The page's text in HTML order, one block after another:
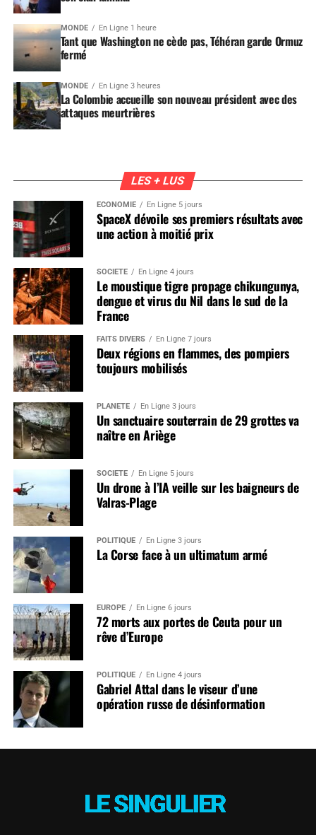
MONDE En Ligne 1 heure
Tant que Washington ne cède pas, Téhéran garde Ormuz
fermé
MONDE En Ligne 3 heures
La Colombie accueille son nouveau président avec des
attaques meurtrières
LES + LUS
ÉCONOMIE En Ligne 5 jours
SpaceX dévoile ses premiers résultats avec
une action à moitié prix
SOCIÉTÉ En Ligne 4 jours
Le moustique tigre propage chikungunya,
dengue et virus du Nil dans le sud de la
France
FAITS DIVERS En Ligne 7 jours
Deux régions en flammes, des pompiers
toujours mobilisés
PLANÈTE En Ligne 3 jours
Un sanctuaire souterrain de 29 grottes va
naître en Ariège
SOCIÉTÉ En Ligne 5 jours
Un drone à l’IA veille sur les baigneurs de
Valras-Plage
POLITIQUE En Ligne 3 jours
La Corse face à un ultimatum armé
EUROPE En Ligne 6 jours
72 morts aux portes de Ceuta pour un
rêve d’Europe
POLITIQUE En Ligne 4 jours
Gabriel Attal dans le viseur d’une
opération russe de désinformation